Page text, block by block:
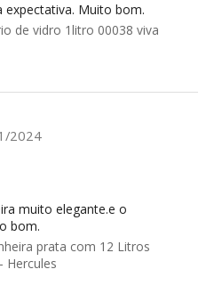
expectativa. Muito bom.
de vidro 1litro 00038 viva
2024
muito elegante.e o
bom.
prata com 12 Litros
Hercules